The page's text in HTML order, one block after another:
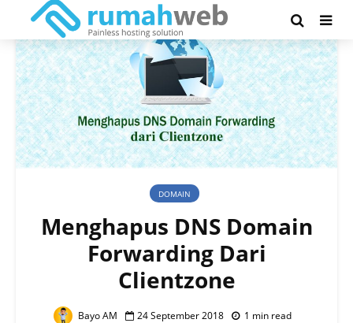
DOMAIN
Menghapus DNS Domain
Forwarding Dari
Clientzone
Bayo AM 24 September 2018 1 min read